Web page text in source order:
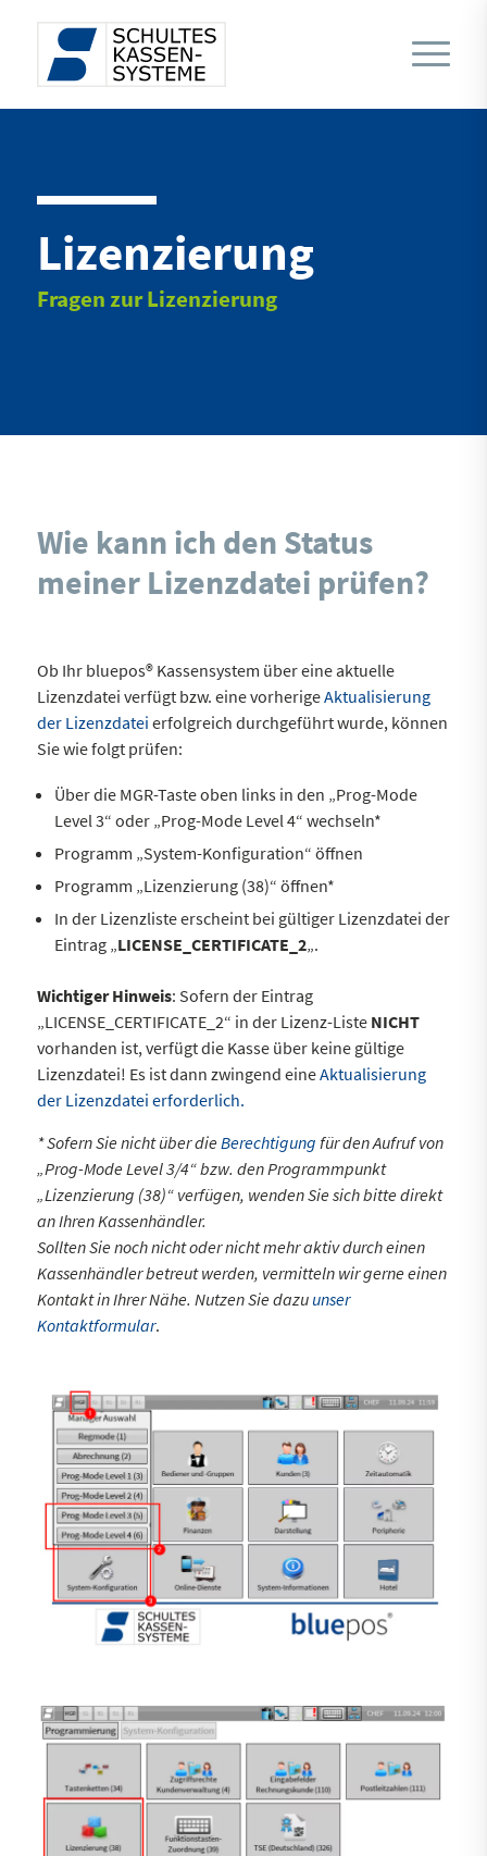
Lizenzierung
Fragen zur Lizenzierung
Wie kann ich den Status
meiner Lizenzdatei prüfen?
Ob Ihr bluepos® Kassensystem über eine aktuelle
Lizenzdatei verfügt bzw. eine vorherigeAktualisierung
der Lizenzdatei erfolgreich durchgeführt wurde, können
Sie wie folgt prüfen:
Über die MGR-Taste oben links in den „Prog-Mode
Level 3“ oder „Prog-Mode Level 4“ wechseln*
Programm „System-Konfiguration“ öffnen
Programm „Lizenzierung (38)“ öffnen*
In der Lizenzliste erscheint bei gültiger Lizenzdatei der
Eintrag „LICENSE_CERTIFICATE_2„.
Wichtiger Hinweis: Sofern der Eintrag
„LICENSE_CERTIFICATE_2“ in der Lizenz-Liste NICHT
vorhanden ist, verfügt die Kasse über keine gültige
Lizenzdatei! Es ist dann zwingend eineAktualisierung
der Lizenzdatei erforderlich.
* Sofern Sie nicht über dieBerechtigung für den Aufruf von
„Prog-Mode Level 3/4“ bzw. den Programmpunkt
„Lizenzierung (38)“ verfügen, wenden Sie sich bitte direkt
an Ihren Kassenhändler.
Sollten Sie noch nicht oder nicht mehr aktiv durch einen
Kassenhändler betreut werden, vermitteln wir gerne einen
Kontakt in Ihrer Nähe. Nutzen Sie dazu unser
Kontaktformular.